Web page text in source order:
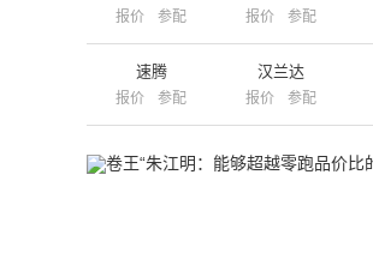
报价 参配 报价 参配
速腾
报价 参配
汉兰达
报价 参配